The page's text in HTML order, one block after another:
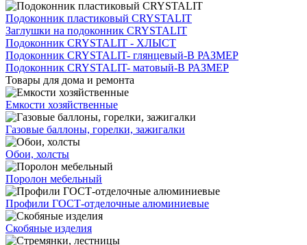
Подоконник пластиковый CRYSTALIT
Заглушки на подоконник CRYSTALIT
Подоконник CRYSTALIT - ХЛЫСТ
Подоконник CRYSTALIT- глянцевый-В РАЗМЕР
Подоконник CRYSTALIT- матовый-В РАЗМЕР
Товары для дома и ремонта
Емкости хозяйственные
Газовые баллоны, горелки, зажигалки
Обои, холсты
Поролон мебельный
Профили ГОСТ-отделочные алюминиевые
Скобяные изделия